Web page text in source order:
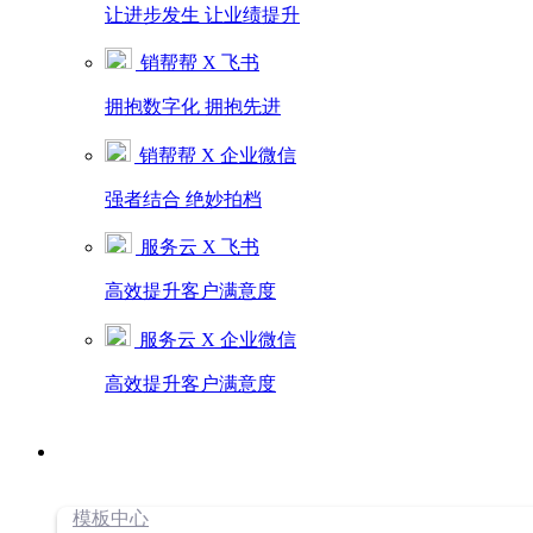
让进步发生 让业绩提升
销帮帮 X 飞书
拥抱数字化 拥抱先进
销帮帮 X 企业微信
强者结合 绝妙拍档
服务云 X 飞书
高效提升客户满意度
服务云 X 企业微信
高效提升客户满意度
模板中心